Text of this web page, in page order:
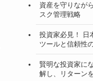
資産を守りなが
スク管理戦略
投資家必見！ 日
ツールと信頼性
賢明な投資家に
解し、リターン